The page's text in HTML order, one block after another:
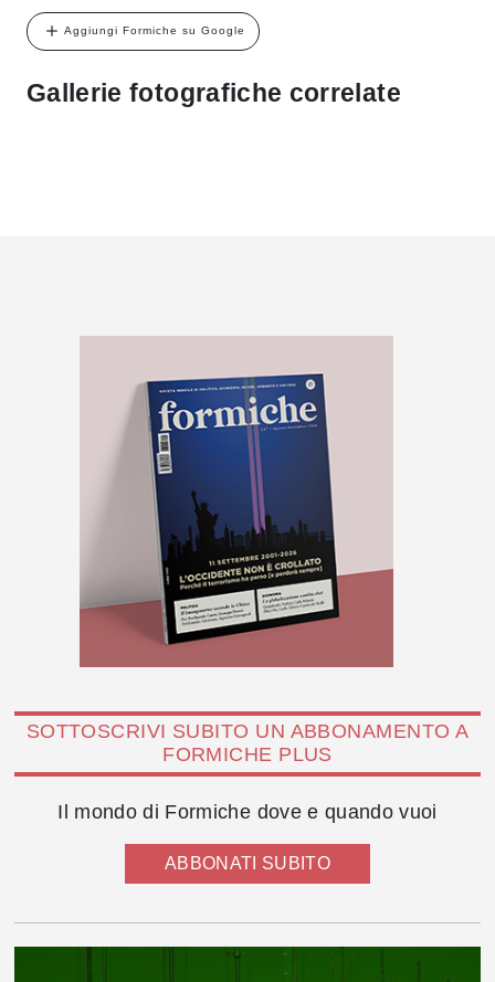
Aggiungi Formiche su Google
Gallerie fotografiche correlate
SOTTOSCRIVI SUBITO UN ABBONAMENTO A
FORMICHE PLUS
Il mondo di Formiche dove e quando vuoi
ABBONATI SUBITO